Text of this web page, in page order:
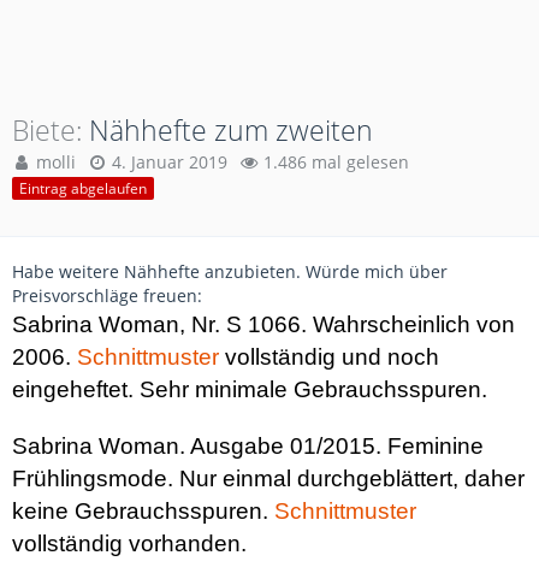
Biete Nähhefte zum zweiten
molli 4. Januar 2019 1.486 mal gelesen
Eintrag abgelaufen
Habe weitere Nähhefte anzubieten. Würde mich über
Preisvorschläge freuen:
Sabrina Woman, Nr. S 1066. Wahrscheinlich von
2006. Schnittmuster vollständig und noch
eingeheftet. Sehr minimale Gebrauchsspuren.
Sabrina Woman. Ausgabe 01/2015. Feminine
Frühlingsmode. Nur einmal durchgeblättert, daher
keine Gebrauchsspuren. Schnittmuster
vollständig vorhanden.